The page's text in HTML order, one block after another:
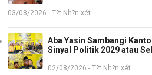
03/08/2026 - T?t Nh?n xét
Aba Yasin Sambangi
Sinyal Politik 2029 atau
02/08/2026 - T?t Nh?n xét